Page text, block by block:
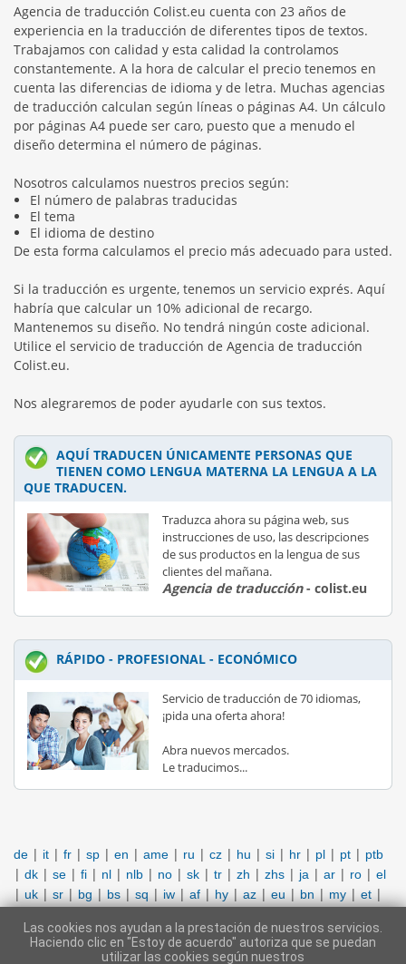
Agencia de traducción Colist.eu cuenta con 23 años de
experiencia en la traducción de diferentes tipos de textos.
Trabajamos con calidad y esta calidad la controlamos
constantemente. A la hora de calcular el precio tenemos en
cuenta las diferencias de idioma y de letra. Muchas agencias
de traducción calculan según líneas o páginas A4. Un cálculo
por páginas A4 puede ser caro, puesto que a menudo el
diseño determina el número de páginas.
Nosotros calculamos nuestros precios según:
El número de palabras traducidas
El tema
El idioma de destino
De esta forma calculamos el precio más adecuado para usted.
Si la traducción es urgente, tenemos un servicio exprés. Aquí
habría que calcular un 10% adicional de recargo.
Mantenemos su diseño. No tendrá ningún coste adicional.
Utilice el servicio de traducción de Agencia de traducción
Colist.eu.
Nos alegraremos de poder ayudarle con sus textos.
AQUÍ TRADUCEN ÚNICAMENTE PERSONAS QUE
TIENEN COMO LENGUA MATERNA LA LENGUA A LA
QUE TRADUCEN.
Traduzca ahora su página web, sus
instrucciones de uso, las descripciones
de sus productos en la lengua de sus
clientes del mañana.
Agencia de traducción- colist.eu
RÁPIDO - PROFESIONAL - ECONÓMICO
Servicio de traducción de 70 idiomas,
¡pida una oferta ahora!
Abra nuevos mercados.
Le traducimos...
de | it | fr | sp | en | ame | ru | cz | hu | si | hr | pl | pt | ptb
| dk | se | fi | nl | nlb | no | sk | tr | zh | zhs | ja | ar | ro | el
|uk|sr|bg|bs|sq|iw|af|hy|az|eu|bn|my|et|
sin| so|tg|th|to|ur |uz |vi|be|zu |id|
Las cookies nos ayudan a la prestación de nuestros servicios.
Haciendo clic en "Estoy de acuerdo" autoriza que se puedan
utilizar las cookies según nuestros